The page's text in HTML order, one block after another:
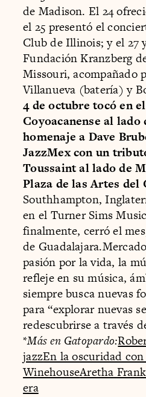
de Madison. El 24
el 25 presentó el
Club de Illinois; y el 27
Fundación Kranzberg
Missouri, acompañado
Villanueva (batería) y
4 de octubre tocó en
Coyoacanense al
homenaje a Dave
JazzMex con un
Toussaint al lado de
Plaza de las Artes del
Southhampton,
en el Turner Sims
finalmente, cerró el
de
pasión por la vida, la
refleje en su música,
siempre busca nuevas
para “explorar nuevas
redescubrirse a través
*Más en Gatopardo:
jazzEn la oscuridad
WinehouseAretha
era